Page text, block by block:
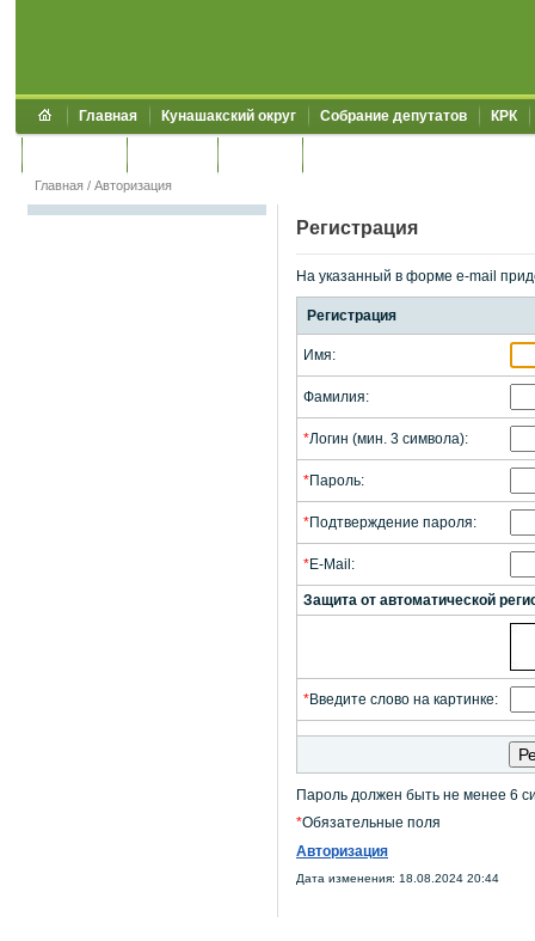
Главная Кунашакский округ Собрание депутатов КРК
Главная / Авторизация
Регистрация
На указанный в форме e-mail
Регистрация
Имя:
Фамилия:
*Логин (мин. 3 символа):
*Пароль:
*Подтверждение пароля:
*E-Mail:
Защита от автоматической
*Введите слово на картинке:
Пароль должен быть не менее 6
*Обязательные поля
Авторизация
Дата изменения: 18.08.2024 20:44